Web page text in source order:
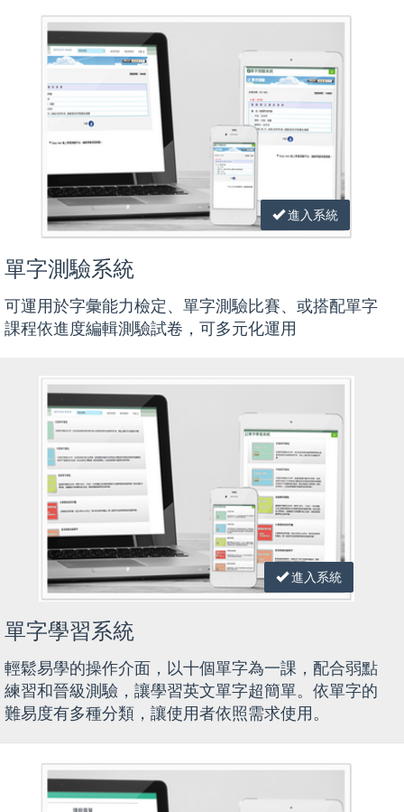
進入系統
單字測驗系統
可運用於字彙能力檢定、單字測驗比賽、或搭配單字
課程依進度編輯測驗試卷，可多元化運用
進入系統
單字學習系統
輕鬆易學的操作介面，以十個單字為一課，配合弱點
練習和晉級測驗，讓學習英文單字超簡單。依單字的
難易度有多種分類，讓使用者依照需求使用。